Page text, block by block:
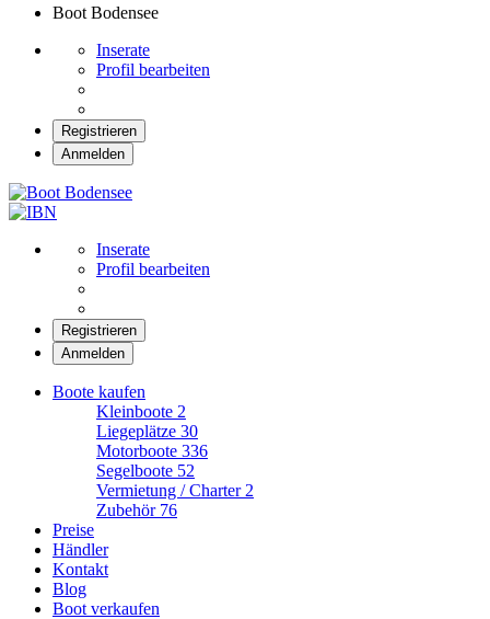
Boot Bodensee
Inserate
Profil bearbeiten
Registrieren
Anmelden
Inserate
Profil bearbeiten
Registrieren
Anmelden
Boote kaufen
Kleinboote 2
Liegeplätze 30
Motorboote 336
Segelboote 52
Vermietung / Charter 2
Zubehör 76
Preise
Händler
Kontakt
Blog
Boot verkaufen